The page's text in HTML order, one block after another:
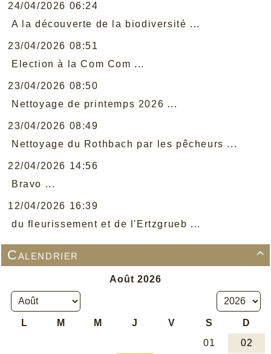
24/04/2026 06:24
A la découverte de la biodiversité ...
23/04/2026 08:51
Election à la Com Com ...
23/04/2026 08:50
Nettoyage de printemps 2026 ...
23/04/2026 08:49
Nettoyage du Rothbach par les pêcheurs ...
22/04/2026 14:56
Bravo ...
12/04/2026 16:39
du fleurissement et de l'Ertzgrueb ...

Calendrier